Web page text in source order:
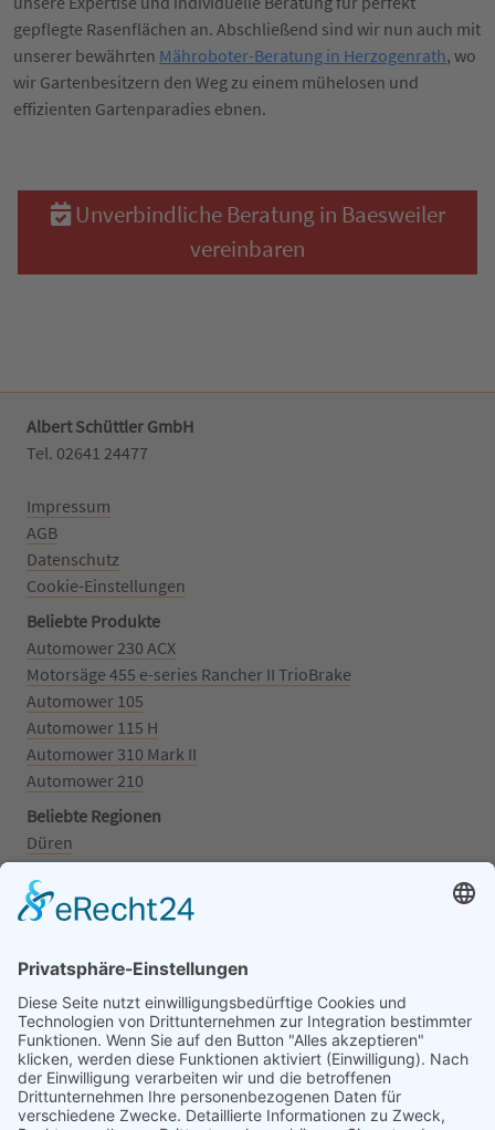
gepflegte Rasenflächen an. Abschließend sind wir nun auch mit
unserer bewährten Mähroboter-Beratung in Herzogenrath, wo
wir Gartenbesitzern den Weg zu einem mühelosen und
effizienten Gartenparadies ebnen.
Unverbindliche Beratung in Baesweiler
vereinbaren
Albert Schüttler GmbH
Tel. 02641 24477‬
Impressum
AGB
Datenschutz
Cookie-Einstellungen
Beliebte Produkte
Automower 230 ACX
Motorsäge 455 e-series Rancher II TrioBrake
Automower 105
Automower 115 H
Automower 310 Mark II
Automower 210
Beliebte Regionen
Düren
Grafschaft
Kalenborn
Mayschoß
Bonn
Beliebte Kategorien
Aufsitzrasenmäher
Mähroboter
Motorsäge
Schneefräse